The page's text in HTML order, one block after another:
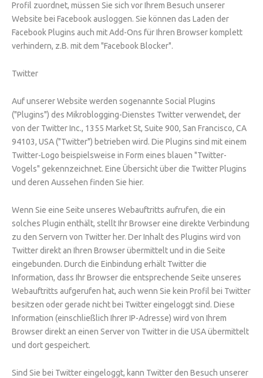
Profil zuordnet, müssen Sie sich vor Ihrem Besuch unserer
Website bei Facebook ausloggen. Sie können das Laden der
Facebook Plugins auch mit Add-Ons für Ihren Browser komplett
verhindern, z.B. mit dem "Facebook Blocker".
Twitter
Auf unserer Website werden sogenannte Social Plugins
("Plugins") des Mikroblogging-Dienstes Twitter verwendet, der
von der Twitter Inc., 1355 Market St, Suite 900, San Francisco, CA
94103, USA ("Twitter") betrieben wird. Die Plugins sind mit einem
Twitter-Logo beispielsweise in Form eines blauen "Twitter-
Vogels" gekennzeichnet. Eine Übersicht über die Twitter Plugins
und deren Aussehen finden Sie hier.
Wenn Sie eine Seite unseres Webauftritts aufrufen, die ein
solches Plugin enthält, stellt Ihr Browser eine direkte Verbindung
zu den Servern von Twitter her. Der Inhalt des Plugins wird von
Twitter direkt an Ihren Browser übermittelt und in die Seite
eingebunden. Durch die Einbindung erhält Twitter die
Information, dass Ihr Browser die entsprechende Seite unseres
Webauftritts aufgerufen hat, auch wenn Sie kein Profil bei Twitter
besitzen oder gerade nicht bei Twitter eingeloggt sind. Diese
Information (einschließlich Ihrer IP-Adresse) wird von Ihrem
Browser direkt an einen Server von Twitter in die USA übermittelt
und dort gespeichert.
Sind Sie bei Twitter eingeloggt, kann Twitter den Besuch unserer